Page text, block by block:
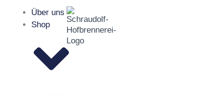
springen
Über uns
Shop